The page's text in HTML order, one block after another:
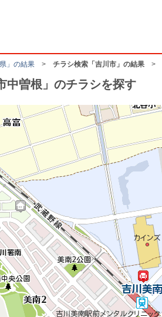
」の結果 > チラシ検索「吉川市」の結果 >
中曽根」のチラシを探す